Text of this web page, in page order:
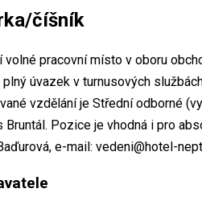
číšník
volné pracovní místo v oboru
úvazek v turnusových
vzdělání je Střední odborné
Bruntál. Pozice je vhodná i pro
e-mail: vedeni@hotel-